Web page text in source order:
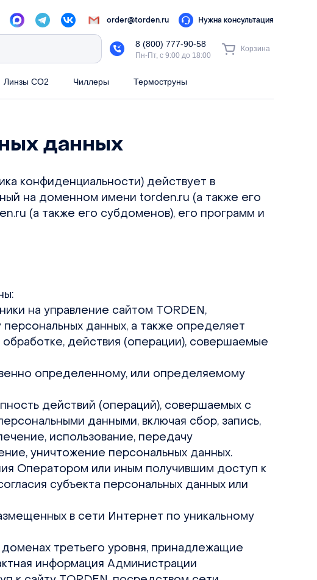
order@torden.ru Нужна консультация
8 (800) 777-90-58
Пн-Пт, с 9:00 до 18:00
Корзина
Линзы CO2 Чиллеры Термоструны
данных
конфиденциальности) действует в
на доменном имени torden.ru (а также его
(а также его субдоменов), его программ и
на управление сайтом TORDEN,
данных, а также определяет
действия (операции), совершаемые
определенному, или определяемому
действий (операций), совершаемых с
данными, включая сбор, запись,
использование, передачу
уничтожение персональных данных.
Оператором или иным получившим доступ к
субъекта персональных данных или
в сети Интернет по уникальному
третьего уровня, принадлежащие
информация Администрации